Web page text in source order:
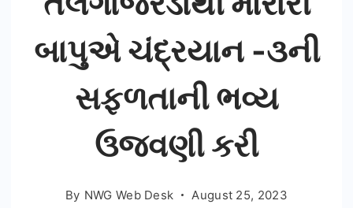
બાપુએ ચંદ્રયાન -૩ની
સફળતાની ભવ્ય
ઉજવણી કરી
By NWG Web Desk August 25, 2023